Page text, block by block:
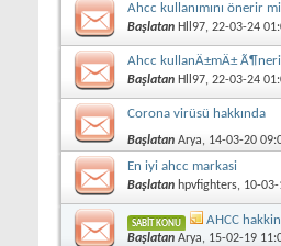
Ahcc kullanımını önerir
Başlatan Hll97, 22-03-24
Ahcc kullanÄ±mÄ±
Başlatan Hll97, 22-03-24
Corona virüsü hakkında
Başlatan Arya, 14-03-20
En iyi ahcc markasi
Başlatan hpvfighters, 10-
SABIT KONU AHCC
Başlatan Arya, 15-02-19